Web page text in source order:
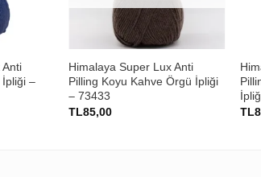
–
Himalaya Super Lux Anti
Pilling Koyu Kahve Örgü İpliği
– 73433
TL85,00
TL